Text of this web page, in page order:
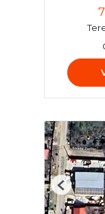
Previous